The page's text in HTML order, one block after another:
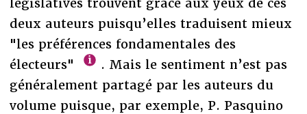
deux auteurs puisqu’elles traduisent mieux
"les préférences fondamentales des
électeurs"
. Mais le sentiment n’est pas
généralement partagé par les auteurs du
volume puisque, par exemple, P. Pasquino